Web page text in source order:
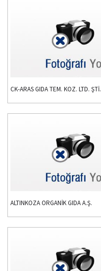
CK-ARAS GIDA TEM. KOZ. LTD. ŞTİ.
ALTINKOZA ORGANİK GIDA A.Ş.